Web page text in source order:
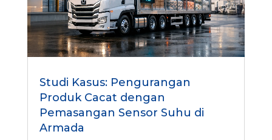
Studi Kasus: Pengurangan
Produk Cacat dengan
Pemasangan Sensor Suhu di
Armada